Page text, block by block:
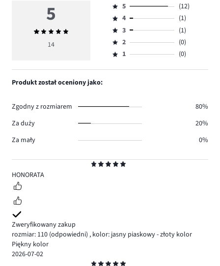
5
HONORATA
Zweryfikowany zakup
rozmiar: 110 (odpowiedni) , kolor: jasny piaskowy - złoty kolor
Piękny kolor
2026-07-02
5
Średnia
ocena
14
Ocena
5,
ilość
głosów
12.
5
(12)
Ocena
4,
ilość
głosów
4
(1)
Ocena
3,
ilość
3
(1)
Ocena
2,
2
(0)
Ocena
1,
1 (0)
Produkt został oceniony jako:
Zgodny z rozmiarem
80%
Za duży
20%
Za mały
0%